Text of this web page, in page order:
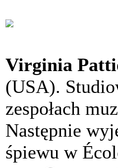
Virginia
(USA).
zespołach
Następnie
śpiewu w